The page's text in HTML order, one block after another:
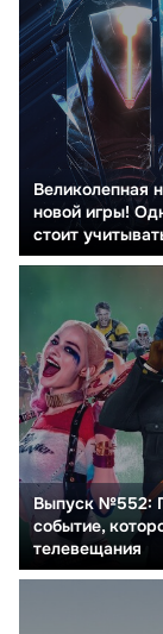
Великолепная
новой игры!
стоит
Выпуск №552:
событие,
телевещания